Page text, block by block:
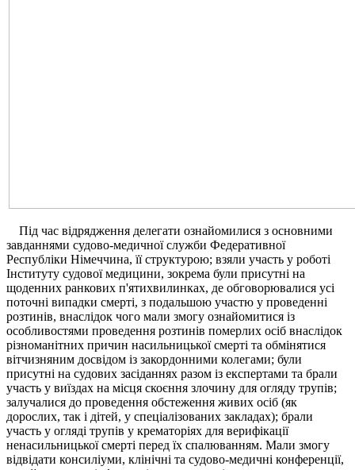
Під час відрядження делегати ознайомилися з основними
завданнями судово-медичної служби Федеративної
Республіки Німеччина, її структурою; взяли участь у роботі
Інституту судової медицини, зокрема були присутні на
щоденних ранкових п'ятихвилинках, де обговорювалися усі
поточні випадки смерті, з подальшою участю у проведенні
розтинів, внаслідок чого мали змогу ознайомитися із
особливостями проведення розтинів померлих осіб внаслідок
різноманітних причин насильницької смерті та обмінятися
вітчизняним досвідом із закордонними колегами; були
присутні на судових засіданнях разом із експертами та брали
участь у виїздах на місця скоєння злочину для огляду трупів;
залучалися до проведення обстеження живих осіб (як
дорослих, так і дітей, у спеціалізованих закладах); брали
участь у огляді трупів у крематоріях для верифікації
ненасильницької смерті перед їх спалюванням. Мали змогу
відвідати консиліуми, клінічні та судово-медичні конференції,